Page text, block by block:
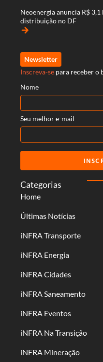
Categorias
Home
Últimas Notícias
iNFRA Transporte
iNFRA Energia
iNFRA Cidades
iNFRA Saneamento
iNFRA Eventos
iNFRA Na Transição
iNFRA Mineração
Neoenergia anuncia R$
distribuição no DF
arrow_forward
Newsletter
Inscreva-se para receber o
Nome
Seu melhor e-mail